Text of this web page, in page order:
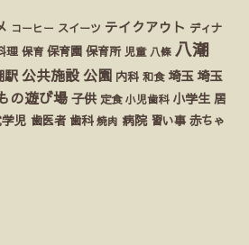
コーヒー スイーツ テイクアウト ディナ
理 保育 保育園 保育所 児童 八條 八潮
駅 公共施設 公園 内科 和食 埼玉 埼玉
の遊び場 子供 定食 小児歯科 小学生 居
児 歯医者 歯科 焼肉 病院 習い事 赤ちゃ